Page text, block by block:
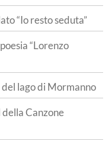
“Io resto seduta”
“Lorenzo
del lago di Mormanno
Canzone